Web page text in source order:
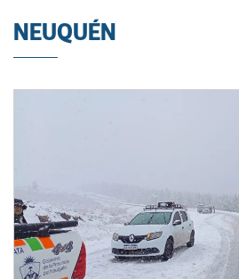
NEUQUÉN